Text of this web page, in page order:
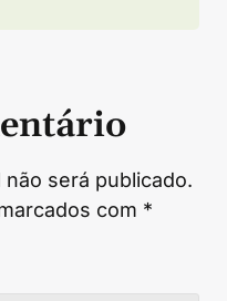
será publicado.
com *